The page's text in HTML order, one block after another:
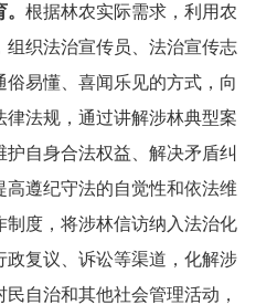
根据林农实际需求，利用农
织法治宣传员、法治宣传志
易懂、喜闻乐见的方式，向
法规，通过讲解涉林典型案
自身合法权益、解决矛盾纠
遵纪守法的自觉性和依法维
度，将涉林信访纳入法治化
复议、诉讼等渠道，化解涉
自治和其他社会管理活动，